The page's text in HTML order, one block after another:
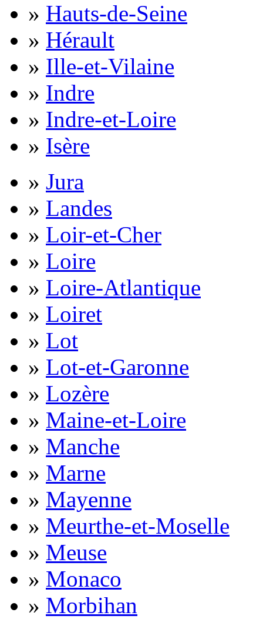
» Hauts-de-Seine
» Hérault
» Ille-et-Vilaine
» Indre
» Indre-et-Loire
» Isère
» Jura
» Landes
» Loir-et-Cher
» Loire
» Loire-Atlantique
» Loiret
» Lot
» Lot-et-Garonne
» Lozère
» Maine-et-Loire
» Manche
» Marne
» Mayenne
» Meurthe-et-Moselle
» Meuse
» Monaco
» Morbihan